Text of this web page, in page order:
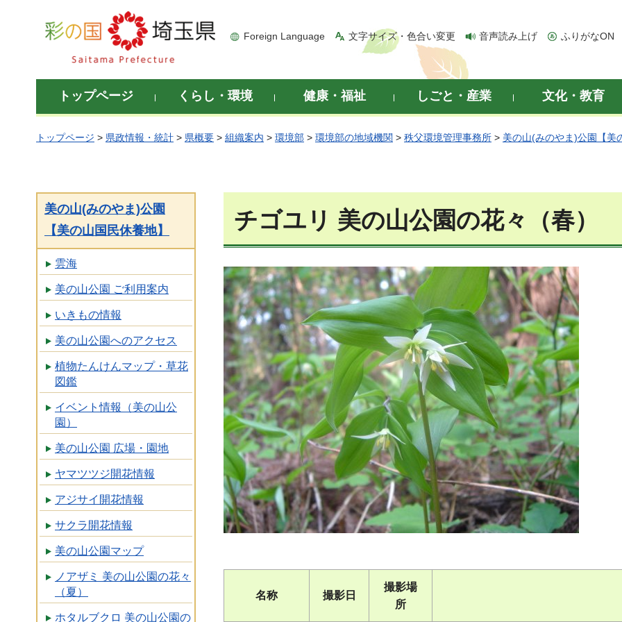
彩の国 埼玉県
Foreign Language 文字サイズ・色合い変更 音声読み上げ ふりがなON
トップページ くらし・環境 健康・福祉 しごと・産業 文化・教育
トップページ > 県政情報・統計 > 県概要 > 組織案内 > 環境部 > 環境部の地域機関 > 秩父環境管理事務所 > 美の山(みのやま)公園【美
美の山(みのやま)公園
【美の山国民休養地】
雲海
美の山公園 ご利用案内
いきもの情報
美の山公園へのアクセス
植物たんけんマップ・草花
図鑑
イベント情報（美の山公
園）
美の山公園 広場・園地
ヤマツツジ開花情報
アジサイ開花情報
サクラ開花情報
美の山公園マップ
ノアザミ 美の山公園の花々
（夏）
ホタルブクロ 美の山公園の
チゴユリ 美の山公園の花々（春）
名称 撮影日
撮影場
所